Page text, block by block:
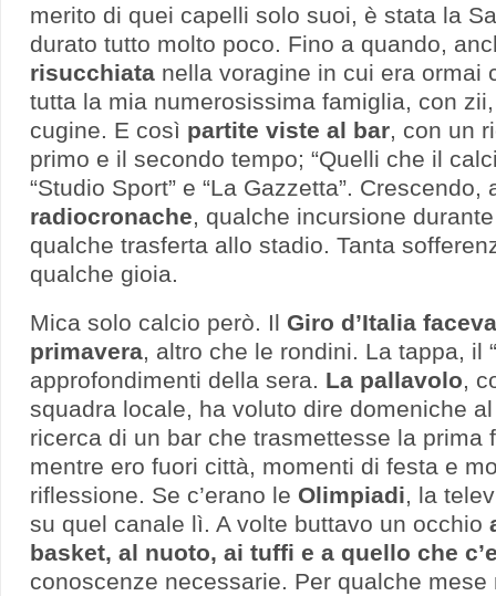
merito di quei capelli solo suoi, è stata la
durato tutto molto poco. Fino a quando,
risucchiata nella voragine in cui era ormai
tutta la mia numerosissima famiglia, con
cugine. E così partite viste al bar, con un
primo e il secondo tempo; “Quelli che il
“Studio Sport” e “La Gazzetta”. Crescendo,
radiocronache, qualche incursione
qualche trasferta allo stadio. Tanta
qualche gioia.
Mica solo calcio però. Il Giro d’Italia
primavera, altro che le rondini. La tappa, il
approfondimenti della sera. La pallavolo,
squadra locale, ha voluto dire domeniche
ricerca di un bar che trasmettesse la prima
mentre ero fuori città, momenti di festa e
riflessione. Se c’erano le Olimpiadi, la
su quel canale lì. A volte buttavo un occhio
basket, al nuoto, ai tuffi e a quello che
conoscenze necessarie. Per qualche mese